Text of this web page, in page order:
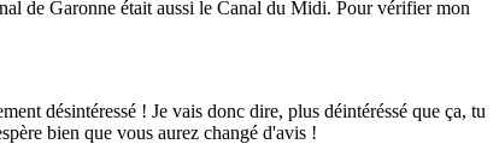
de Garonne était aussi le Canal du Midi. Pour vérifier mon
désintéressé ! Je vais donc dire, plus déintéréssé que ça, tu
bien que vous aurez changé d'avis !